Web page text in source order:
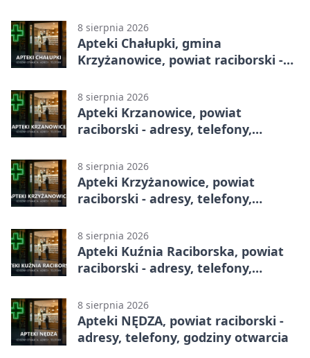
8 sierpnia 2026
Apteki Chałupki, gmina
Krzyżanowice, powiat raciborski -
8 sierpnia 2026
Apteki Krzanowice, powiat
raciborski - adresy, telefony,
8 sierpnia 2026
Apteki Krzyżanowice, powiat
raciborski - adresy, telefony,
8 sierpnia 2026
Apteki Kuźnia Raciborska, powiat
raciborski - adresy, telefony,
8 sierpnia 2026
Apteki NĘDZA, powiat raciborski -
adresy, telefony, godziny otwarcia